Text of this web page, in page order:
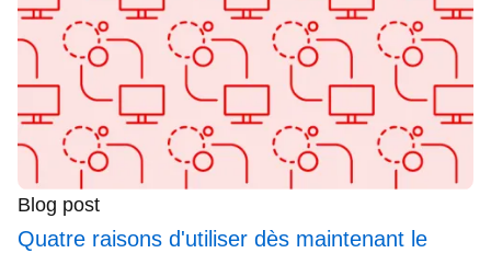
Blog post
Quatre raisons d'utiliser dès maintenant le